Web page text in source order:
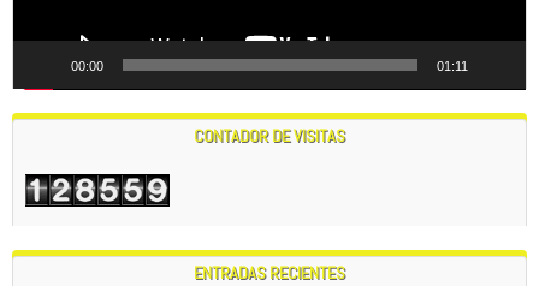
00:00 01:11
CONTADOR DE VISITAS
ENTRADAS RECIENTES